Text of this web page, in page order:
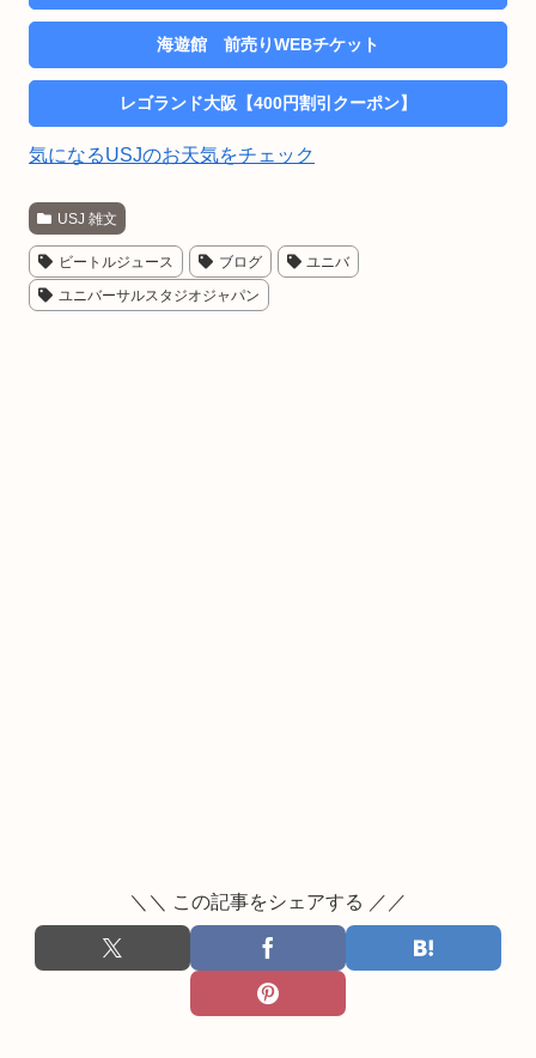
海遊館 前売りWEBチケット
レゴランド大阪【400円割引クーポン】
気になるUSJのお天気をチェック
USJ 雑文
ビートルジュース ブログ
ユニバ
ユニバーサルスタジオジャパン
＼＼ この記事をシェアする ／／